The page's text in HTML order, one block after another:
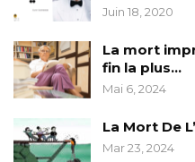
Juin 18, 2020
La mort
fin la plus…
Mai 6, 2024
La Mort De
Mar 23, 2024